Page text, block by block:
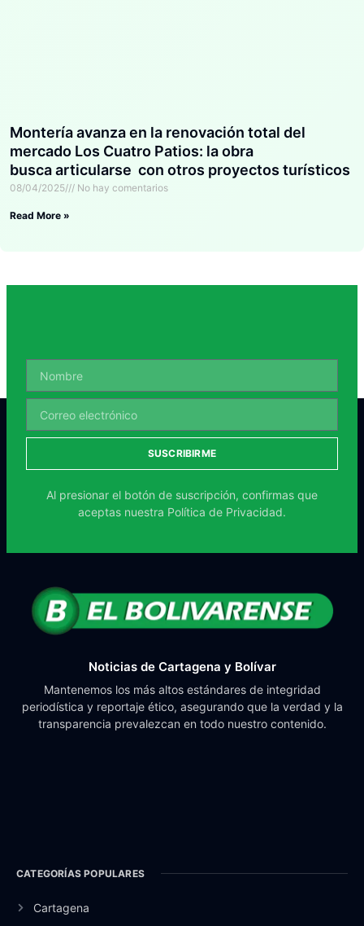
Montería avanza en la renovación total del
mercado Los Cuatro Patios: la obra
busca articularse con otros proyectos turísticos
08/04/2025 No hay comentarios
Read More »
SUSCRIBIRME
Al presionar el botón de suscripción, confirmas que
aceptas nuestra Política de Privacidad.
Noticias de Cartagena y Bolívar
Mantenemos los más altos estándares de integridad
periodística y reportaje ético, asegurando que la verdad y la
transparencia prevalezcan en todo nuestro contenido.
CATEGORÍAS POPULARES
Cartagena